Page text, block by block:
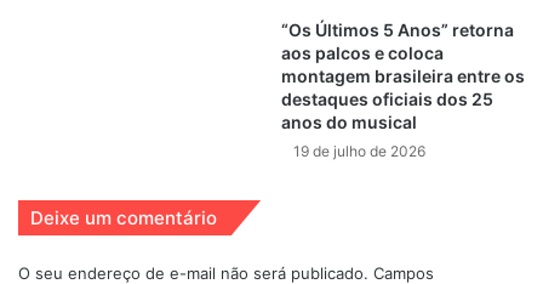
ingressos à venda através da CIP, com valores que variam
de R$50 a R$250 (sem meia entrada).
“Os Últimos 5 Anos” retorna
aos palcos e coloca
montagem brasileira entre os
destaques oficiais dos 25
anos do musical
19 de julho de 2026
Deixe um comentário
O seu endereço de e-mail não será publicado. Campos